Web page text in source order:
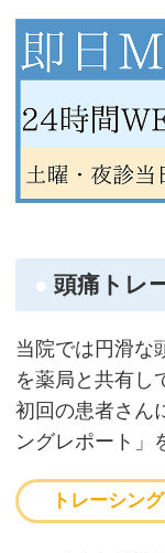
頭痛トレ
当院では円滑な
を薬局と共有し
初回の患者さん
ングレポート」
トレーシン